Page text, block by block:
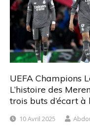
UEFA Champions
L’histoire des
trois buts d’écart à
10 Avril 2025